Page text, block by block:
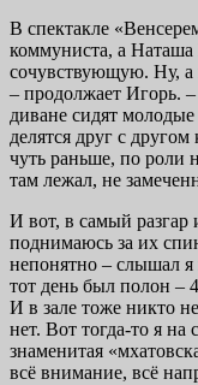
В спектакле
коммуниста, а Наташа
сочувствующую. Ну, а
– продолжает Игорь.
диване сидят
делятся друг с
чуть раньше, по роли
там лежал, не
И вот, в самый разгар
поднимаюсь за их
непонятно – слышал
тот день был полон –
И в зале тоже никто
нет. Вот тогда-то я на
знаменитая
всё внимание, всё